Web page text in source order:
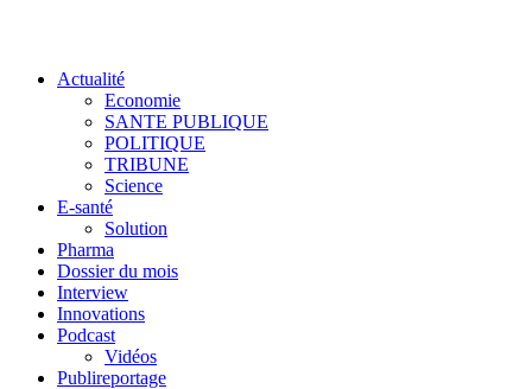
Actualité
Economie
SANTE PUBLIQUE
POLITIQUE
TRIBUNE
Science
E-santé
Solution
Pharma
Dossier du mois
Interview
Innovations
Podcast
Vidéos
Publireportage